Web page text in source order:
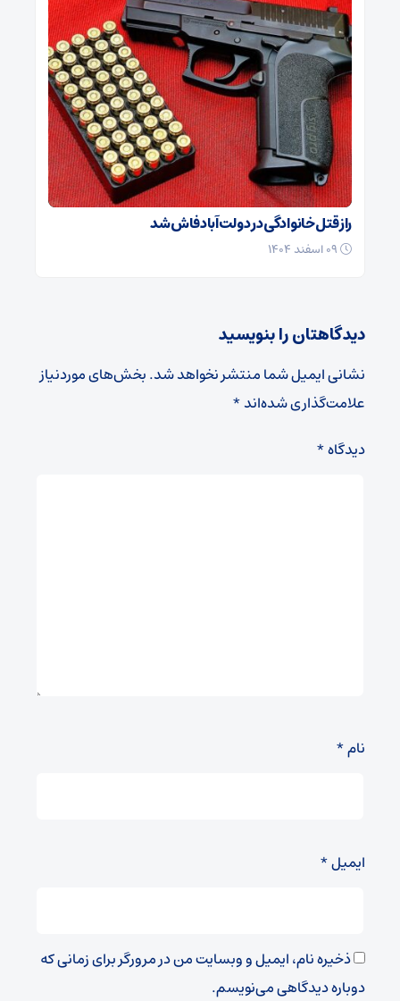
راز قتل خانوادگی در دولت‌آباد فاش شد
دیدگاهتان را بنویسید
نشانی ایمیل شما منتشر نخواهد شد.بخش‌های موردنیاز
علامت‌گذاری شده‌اند*
دیدگاه*
نام*
ایمیل*
ذخیره نام، ایمیل و وبسایت من در مرورگر برای زمانی که
دوباره دیدگاهی می‌نویسم.